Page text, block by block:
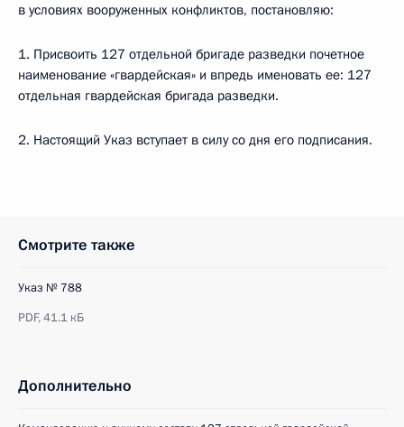
в условиях вооруженных конфликтов, постановляю:
1. Присвоить 127 отдельной бригаде разведки почетное
наименование «гвардейская» и впредь именовать ее: 127
отдельная гвардейская бригада разведки.
2. Настоящий Указ вступает в силу со дня его подписания.
Смотрите также
Указ № 788
PDF,41.1 кБ
Дополнительно